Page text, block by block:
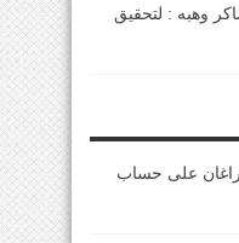
وهبه : لتحقيق
على حساب